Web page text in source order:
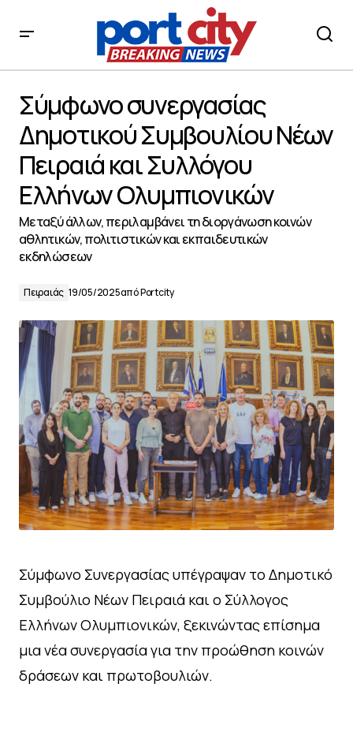
Πειραιά και Συλλόγου Ελλήνων Ολυμπιονικών
Σύμφωνο συνεργασίας
Δημοτικού Συμβουλίου Νέων
Πειραιά και Συλλόγου
Ελλήνων Ολυμπιονικών
Μεταξύ άλλων, περιλαμβάνει τη διοργάνωση κοινών
αθλητικών, πολιτιστικών και εκπαιδευτικών
εκδηλώσεων
Πειραιάς 19/05/2025απόPortcity
Σύμφωνο Συνεργασίας υπέγραψαν το Δημοτικό
Συμβούλιο Νέων Πειραιά και ο Σύλλογος
Ελλήνων Ολυμπιονικών, ξεκινώντας επίσημα
μια νέα συνεργασία για την προώθηση κοινών
δράσεων και πρωτοβουλιών.